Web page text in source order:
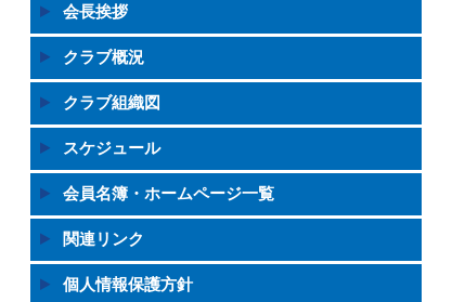
会長挨拶
クラブ概況
クラブ組織図
スケジュール
会員名簿・ホームページ一覧
関連リンク
個人情報保護方針